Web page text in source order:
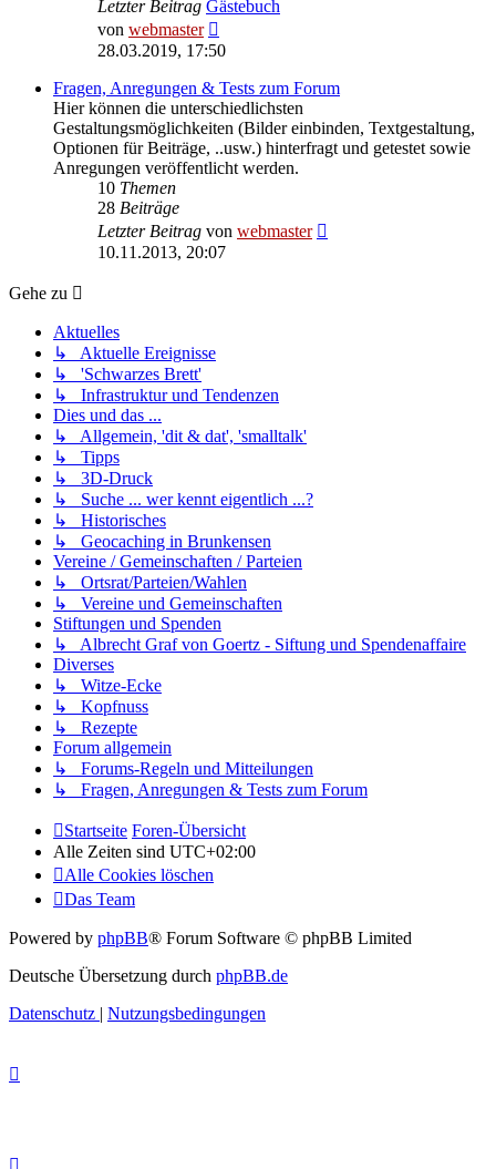
Letzter Beitrag Gästebuch
von webmaster
Beitrag
28.03.2019, 17:50
Fragen, Anregungen & Tests zum Forum
Hier können die unterschiedlichsten
Gestaltungsmöglichkeiten (Bilder einbinden, Textgestaltung,
Optionen für Beiträge, ..usw.) hinterfragt und getestet sowie
Anregungen veröffentlicht werden.
10 Themen
28 Beiträge
Letzter Beitrag von webmaster
10.11.2013, 20:07
Gehe zu
Aktuelles
↳ Aktuelle Ereignisse
↳ 'Schwarzes Brett'
↳ Infrastruktur und Tendenzen
Dies und das ...
↳ Allgemein, 'dit & dat', 'smalltalk'
↳ Tipps
↳ 3D-Druck
↳ Suche ... wer kennt eigentlich ...?
↳ Historisches
↳ Geocaching in Brunkensen
Vereine / Gemeinschaften / Parteien
↳ Ortsrat/Parteien/Wahlen
↳ Vereine und Gemeinschaften
Stiftungen und Spenden
↳ Albrecht Graf von Goertz - Siftung und Spendenaffaire
Diverses
↳ Witze-Ecke
↳ Kopfnuss
↳ Rezepte
Forum allgemein
↳ Forums-Regeln und Mitteilungen
↳ Fragen, Anregungen & Tests zum Forum
Startseite Foren-Übersicht
Alle Zeiten sind UTC+02:00
Alle Cookies löschen
Das Team
Powered by phpBB® Forum Software © phpBB Limited
Deutsche Übersetzung durch phpBB.de
Datenschutz | Nutzungsbedingungen